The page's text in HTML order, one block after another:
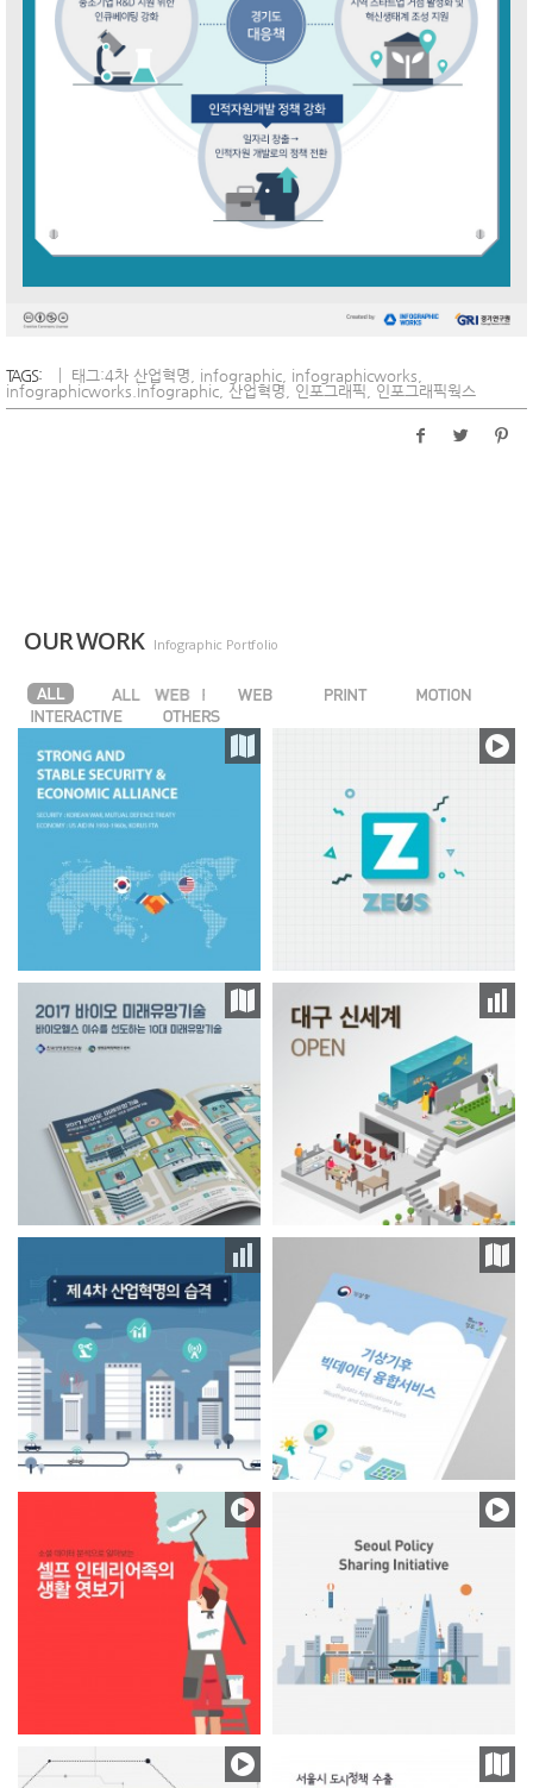
TAGS: 태그:4차 산업혁명 infographic infographicworks
infographicworks.infographic 산업혁명 인포그래픽 인포그래픽웍스
OUR WORK Infographic Portfolio